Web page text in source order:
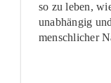
so zu leben,
unabhängig
menschlicher